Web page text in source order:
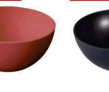
Añadir
deseos